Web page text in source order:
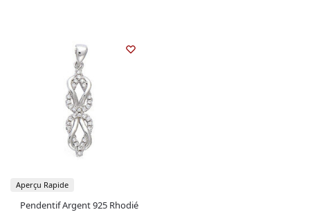
Pendentif Argent 925 Rhodié
Aperçu Rapide